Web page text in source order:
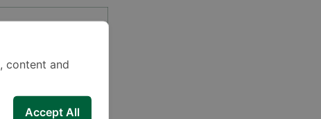
content and
Accept All